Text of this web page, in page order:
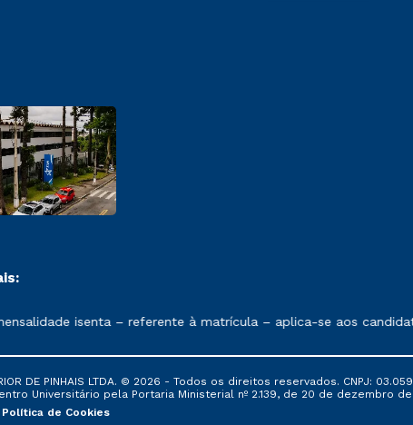
conforme exposto no contrato de prestação de serviços.
isenta – referente à matrícula – aplica-se aos
DE PINHAIS LTDA. © 2026 - Todos os direitos reservados. CNPJ:
Universitário pela Portaria Ministerial nº 2.139, de 20 de dezembro de
Política de Cookies